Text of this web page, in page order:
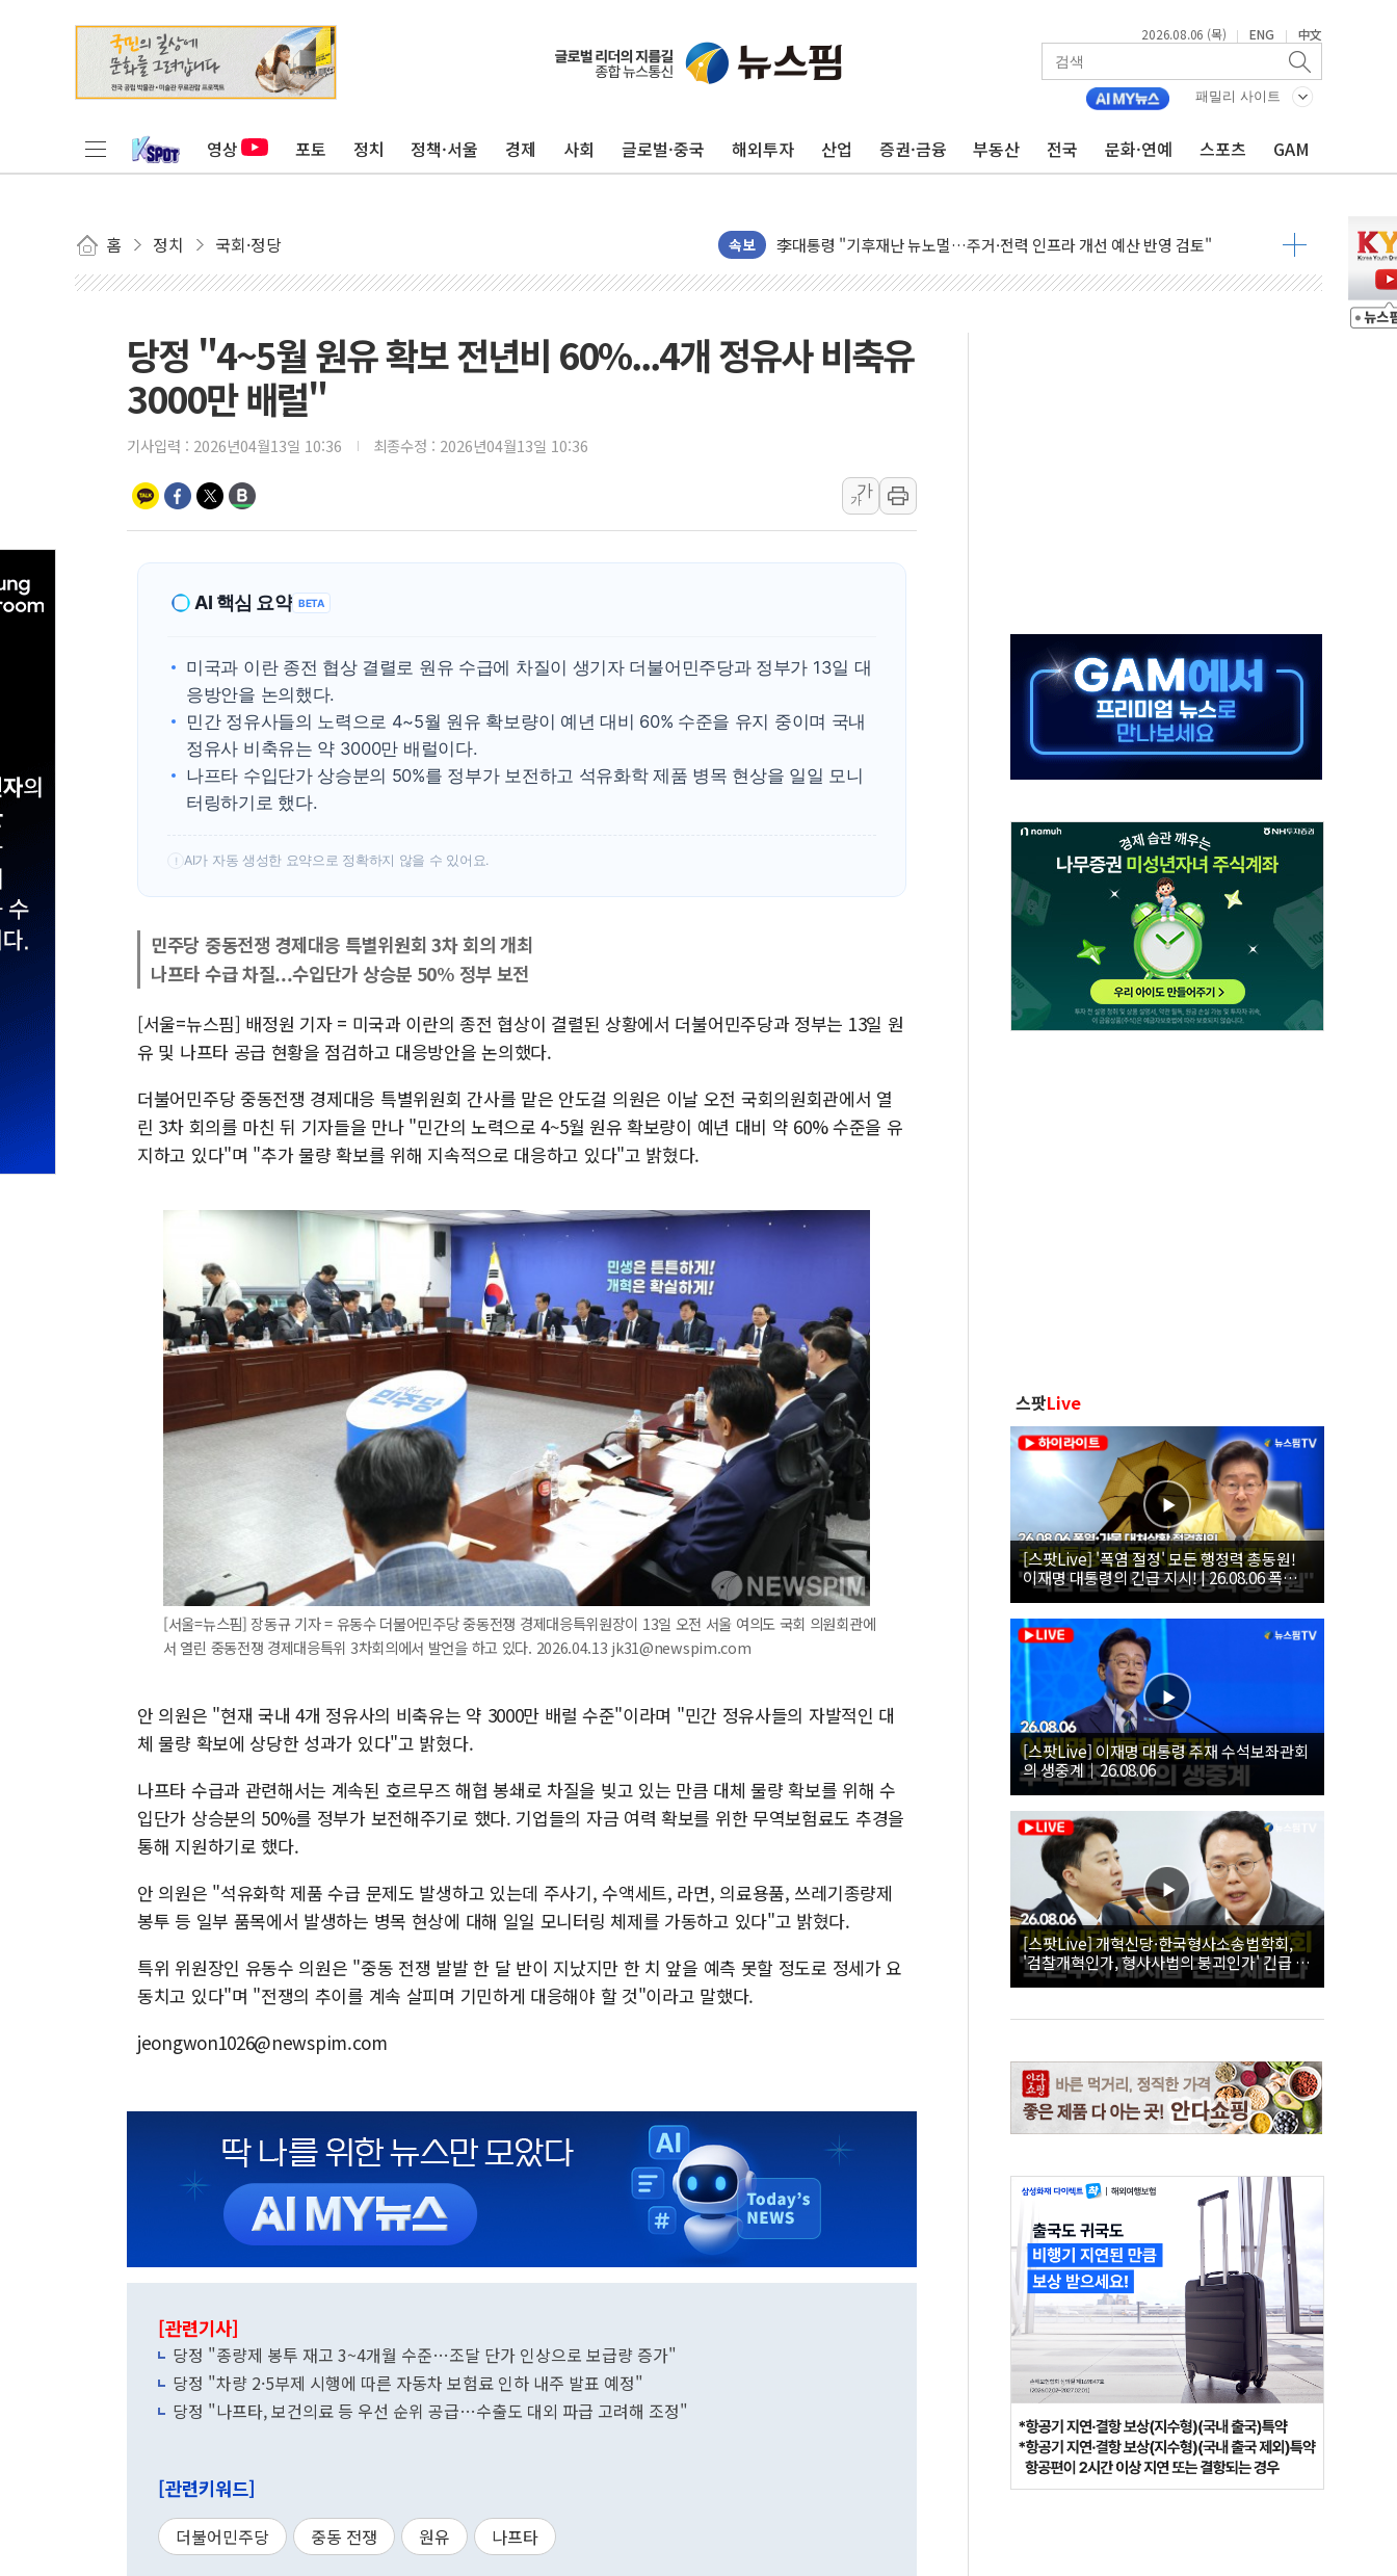
2026.08.06 (목) | ENG | 中文
패밀리 사이트
영상 포토 정치 정책·서울 경제 사회 글로벌·중국 해외투자 산업 증권·금융 부동산 전국 문화·연예 스포츠 GAM
홈 정치 국회·정당 속보
李대통령 "취약계층 되어가는 청년들…실제 수요에 맞게 정책 정비"
LG전자, IFA 2026서 '차세대 AI 홈' 비전 공개
'SSD 프리미엄' 놓친 SK하이닉스, 솔리다임 띄운다
李대통령 "기후재난 뉴노멀…주거·전력 인프라 개선 예산 반영 검토"
오세훈 "서민 전·월세 외면한 세제개편"…용산공원 훼손 안 돼
온코닉테라퓨틱스 '자큐보', 인도 품목허가…해외 첫 허가
오세훈 '여론조사 대납' 항소심 21일 첫 공판…1심은 시장직 상실형
'엔화 방어 공조'라는 이름의 베선트식 QE..."연준에 부담 가중"
청와대 "조희대 대법원장 탄핵 공감, 사실 아니다…대법관 신속 제청 해야"
법무법인 YK, 교정위원 중앙협의회와 맞손…수용자·가족 법률지원 확대
컴투스, 8일부터 서머너즈 워 챔피언십 개최
당정 "4~5월 원유 확보 전년비 60%...4개 정유사 비축유
3000만 배럴"
기사입력 : 2026년04월13일 10:36 최종수정 : 2026년04월13일 10:36
가
가
AI 핵심 요약 BETA
미국과 이란 종전 협상 결렬로 원유 수급에 차질이 생기자 더불어민주당과 정부가 13일 대
응방안을 논의했다.
민간 정유사들의 노력으로 4~5월 원유 확보량이 예년 대비 60% 수준을 유지 중이며 국내
정유사 비축유는 약 3000만 배럴이다.
나프타 수입단가 상승분의 50%를 정부가 보전하고 석유화학 제품 병목 현상을 일일 모니
터링하기로 했다.
! AI가 자동 생성한 요약으로 정확하지 않을 수 있어요.
민주당 중동전쟁 경제대응 특별위원회 3차 회의 개최
나프타 수급 차질...수입단가 상승분 50% 정부 보전
[서울=뉴스핌] 배정원 기자 = 미국과 이란의 종전 협상이 결렬된 상황에서 더불어민주당과 정부는 13일 원
유 및 나프타 공급 현황을 점검하고 대응방안을 논의했다.
더불어민주당 중동전쟁 경제대응 특별위원회 간사를 맡은 안도걸 의원은 이날 오전 국회의원회관에서 열
린 3차 회의를 마친 뒤 기자들을 만나 "민간의 노력으로 4~5월 원유 확보량이 예년 대비 약 60% 수준을 유
지하고 있다"며 "추가 물량 확보를 위해 지속적으로 대응하고 있다"고 밝혔다.
[서울=뉴스핌] 장동규 기자 = 유동수 더불어민주당 중동전쟁 경제대응특위원장이 13일 오전 서울 여의도 국회 의원회관에
서 열린 중동전쟁 경제대응특위 3차회의에서 발언을 하고 있다. 2026.04.13 jk31@newspim.com
안 의원은 "현재 국내 4개 정유사의 비축유는 약 3000만 배럴 수준"이라며 "민간 정유사들의 자발적인 대
체 물량 확보에 상당한 성과가 있다"고 밝혔다.
나프타 수급과 관련해서는 계속된 호르무즈 해협 봉쇄로 차질을 빚고 있는 만큼 대체 물량 확보를 위해 수
입단가 상승분의 50%를 정부가 보전해주기로 했다. 기업들의 자금 여력 확보를 위한 무역보험료도 추경을
통해 지원하기로 했다.
안 의원은 "석유화학 제품 수급 문제도 발생하고 있는데 주사기, 수액세트, 라면, 의료용품, 쓰레기종량제
봉투 등 일부 품목에서 발생하는 병목 현상에 대해 일일 모니터링 체제를 가동하고 있다"고 밝혔다.
특위 위원장인 유동수 의원은 "중동 전쟁 발발 한 달 반이 지났지만 한 치 앞을 예측 못할 정도로 정세가 요
동치고 있다"며 "전쟁의 추이를 계속 살피며 기민하게 대응해야 할 것"이라고 말했다.
jeongwon1026@newspim.com
[관련기사]
당정 "종량제 봉투 재고 3~4개월 수준…조달 단가 인상으로 보급량 증가"
당정 "차량 2·5부제 시행에 따른 자동차 보험료 인하 내주 발표 예정"
당정 "나프타, 보건의료 등 우선 순위 공급…수출도 대외 파급 고려해 조정"
[관련키워드]
더불어민주당 중동 전쟁 원유 나프타
스팟Live
[스팟Live] '폭염 절정' 모든 행정력 총동원!
이재명 대통령의 긴급 지시! | 26.08.06 폭염•
가뭄 대처상황 점검회의
[스팟Live] 이재명 대통령 주재 수석보좌관회
의 생중계｜26.08.06
[스팟Live] 개혁신당·한국형사소송법학회,
'검찰개혁인가, 형사사법의 붕괴인가' 긴급 세
미나｜26.08.06